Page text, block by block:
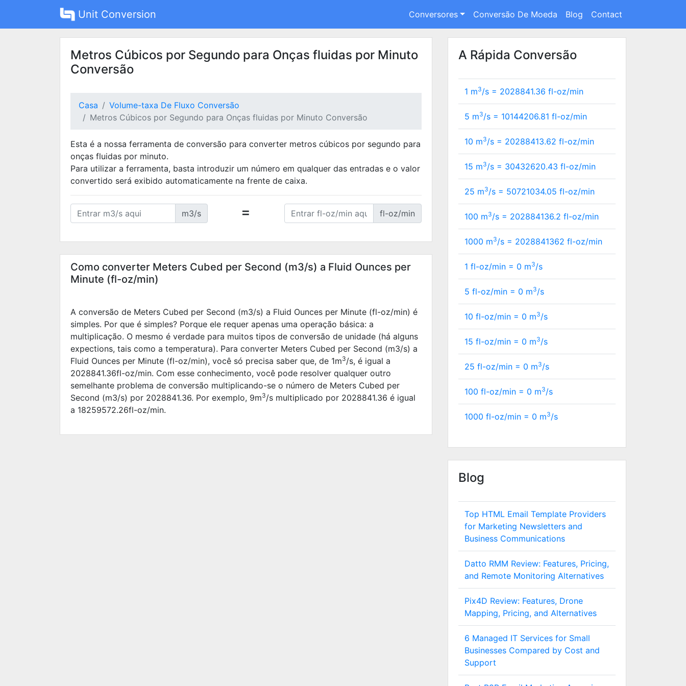
Unit Conversion Conversores Conversão De Moeda Blog Contact
Metros Cúbicos por Segundo para Onças fluidas por Minuto
Conversão
Casa
Volume-taxa De Fluxo Conversão
Metros Cúbicos por Segundo para Onças fluidas por Minuto Conversão
Esta é a nossa ferramenta de conversão para converter metros cúbicos por segundo para
onças fluidas por minuto.
Para utilizar a ferramenta, basta introduzir um número em qualquer das entradas e o valor
convertido será exibido automaticamente na frente de caixa.
m3/s = fl-oz/min
Como converter Meters Cubed per Second (m3/s) a Fluid Ounces per
Minute (fl-oz/min)
A conversão de Meters Cubed per Second (m3/s) a Fluid Ounces per Minute (fl-oz/min) é
simples. Por que é simples? Porque ele requer apenas uma operação básica: a
multiplicação. O mesmo é verdade para muitos tipos de conversão de unidade (há alguns
expections, tais como a temperatura). Para converter Meters Cubed per Second (m3/s) a
Fluid Ounces per Minute (fl-oz/min), você só precisa saber que, de 1m3/s, é igual a
2028841.36fl-oz/min. Com esse conhecimento, você pode resolver qualquer outro
semelhante problema de conversão multiplicando-se o número de Meters Cubed per
Second (m3/s) por 2028841.36. Por exemplo, 9m3/s multiplicado por 2028841.36 é igual
a 18259572.26fl-oz/min.
A Rápida Conversão
1 m3/s = 2028841.36 fl-oz/min
5 m3/s = 10144206.81 fl-oz/min
10 m3/s = 20288413.62 fl-oz/min
15 m3/s = 30432620.43 fl-oz/min
25 m3/s = 50721034.05 fl-oz/min
100 m3/s = 202884136.2 fl-oz/min
1000 m3/s = 2028841362 fl-oz/min
1 fl-oz/min = 0 m3/s
5 fl-oz/min = 0 m3/s
10 fl-oz/min = 0 m3/s
15 fl-oz/min = 0 m3/s
25 fl-oz/min = 0 m3/s
100 fl-oz/min = 0 m3/s
1000 fl-oz/min = 0 m3/s
Blog
Top HTML Email Template Providers
for Marketing Newsletters and
Business Communications
Datto RMM Review: Features, Pricing,
and Remote Monitoring Alternatives
Pix4D Review: Features, Drone
Mapping, Pricing, and Alternatives
6 Managed IT Services for Small
Businesses Compared by Cost and
Support